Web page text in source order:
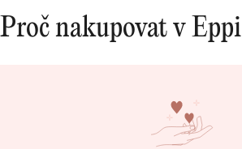
Proč nakupovat v Eppi